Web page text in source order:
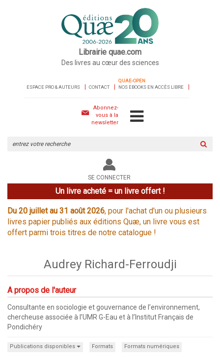
Librairie quae.com
Des livres au cœur des sciences
ESPACE PRO & AUTEURS CONTACT
QUAE-OPEN
NOS EBOOKS EN ACCÈS LIBRE
Abonnez-
vous à la
newsletter
le
site
SE CONNECTER
Un livre acheté = un livre offert !
Du 20 juillet au 31 août 2026, pour l'achat d'un ou plusieurs
livres papier publiés aux éditions Quæ, un livre vous est
offert parmi trois titres de notre catalogue !
Audrey Richard-Ferroudji
A propos de l'auteur
Consultante en sociologie et gouvernance de l’environnement,
chercheuse associée à l’UMR G-Eau et à l’Institut Français de
Pondichéry
Publications disponibles Formats Formats numériques